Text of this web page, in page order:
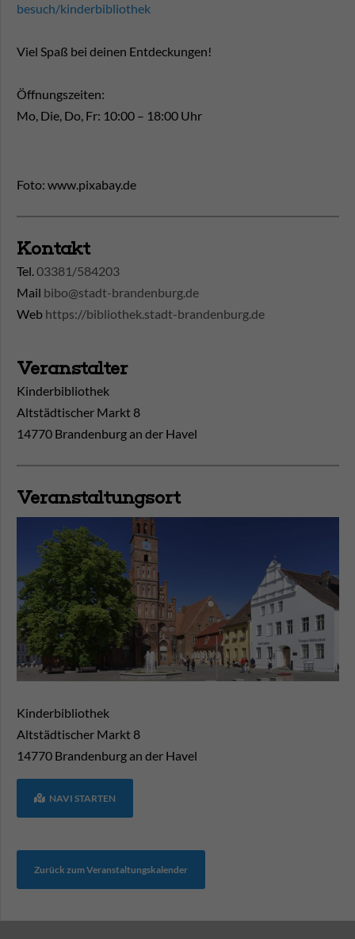
besuch/kinderbibliothek
Viel Spaß bei deinen Entdeckungen!
Öffnungszeiten:
Mo, Die, Do, Fr: 10:00 – 18:00 Uhr
Foto: www.pixabay.de
Kontakt
Tel.03381/584203
Mail bibo@stadt-brandenburg.de
Web https://bibliothek.stadt-brandenburg.de
Veranstalter
Kinderbibliothek
Altstädtischer Markt 8
14770 Brandenburg an der Havel
Veranstaltungsort
Kinderbibliothek
Altstädtischer Markt 8
14770 Brandenburg an der Havel
NAVI STARTEN
Zurück zum Veranstaltungskalender